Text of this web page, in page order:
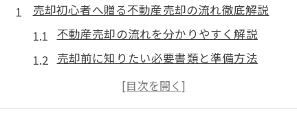
売却初心者へ贈る不動産売却の流れ徹底解説
不動産売却の流れを分かりやすく解説
売却前に知りたい必要書類と準備方法
不動産売却で失敗しない手順のポイント
仲介と買取の違いを比較し売却方法を選ぶ